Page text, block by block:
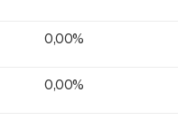
0,00%
0,00%